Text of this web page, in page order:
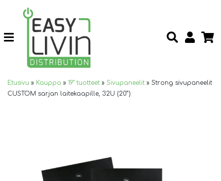
Etusivu » Kauppa » 19" tuotteet » Sivupaneelit » Strong sivupaneelit
CUSTOM sarjan laitekaapille, 32U (20”)